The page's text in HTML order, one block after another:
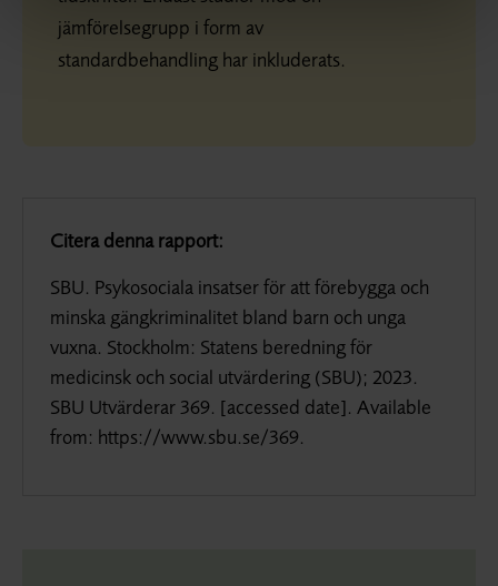
jämförelsegrupp i form av
standardbehandling har inkluderats.
Citera denna rapport:
SBU. Psykosociala insatser för att förebygga och
minska gängkriminalitet bland barn och unga
vuxna. Stockholm: Statens beredning för
medicinsk och social utvärdering (SBU); 2023.
SBU Utvärderar 369. [accessed date]. Available
from: https://www.sbu.se/369.